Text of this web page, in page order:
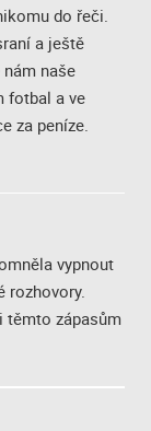
do řeči.
a ještě
naše
fotbal a ve
za peníze.
vypnout
rozhovory.
těmto zápasům